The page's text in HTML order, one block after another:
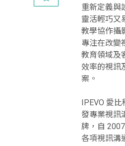
重新定義與
靈活輕巧又
教學協作攝
專注在改變
教育領域及
效率的視訊
案。
IPEVO 愛
發專業視訊
牌，自
各項視訊溝